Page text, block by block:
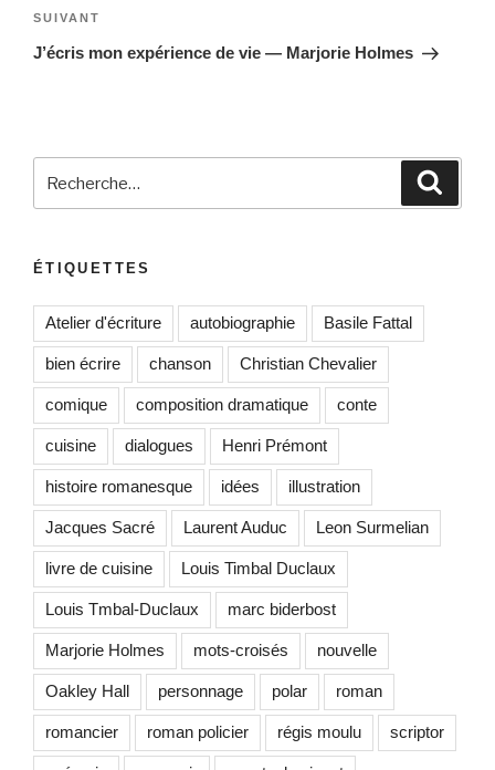
Article
suivant
SUIVANT
J’écris mon expérience de vie — Marjorie Holmes
ÉTIQUETTES
Atelier d'écriture autobiographie Basile Fattal
bien écrire chanson Christian Chevalier
comique composition dramatique conte
cuisine dialogues Henri Prémont
histoire romanesque idées illustration
Jacques Sacré Laurent Auduc Leon Surmelian
livre de cuisine Louis Timbal Duclaux
Louis Tmbal-Duclaux marc biderbost
Marjorie Holmes mots-croisés nouvelle
Oakley Hall personnage polar roman
romancier roman policier régis moulu scriptor